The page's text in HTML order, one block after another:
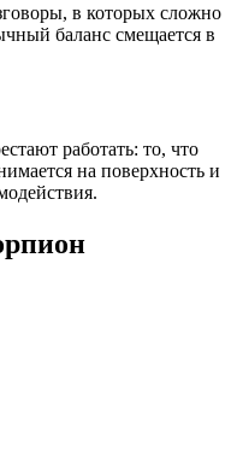
в которых сложно
баланс смещается в
работать: то, что
на поверхность и